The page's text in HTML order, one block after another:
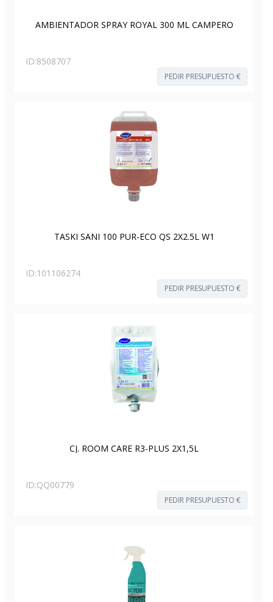
AMBIENTADOR SPRAY ROYAL 300 ML CAMPERO
ID:8508707
PEDIR PRESUPUESTO €
TASKI SANI 100 PUR-ECO QS 2X2.5L W1
ID:101106274
PEDIR PRESUPUESTO €
CJ. ROOM CARE R3-PLUS 2X1,5L
ID:QQ00779
PEDIR PRESUPUESTO €